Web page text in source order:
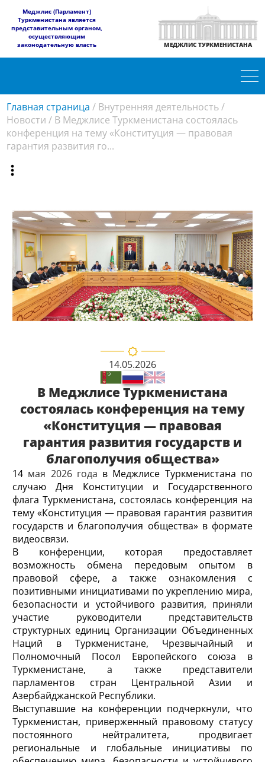
​Меджлис (Парламент)
Туркменистана является
представительным органом,
осуществляющим
законодательную власть
МЕДЖЛИС ТУРКМЕНИСТАНА
Главная страница / Внутренняя деятельность/
Новости / В Меджлисе Туркменистана состоялась
конференция на тему «Конституция — правовая
гарантия развития го...
14.05.2026
В Меджлисе Туркменистана
состоялась конференция на тему
«Конституция — правовая
гарантия развития государств и
благополучия общества»
14 мая 2026 года в Меджлисе Туркменистана по
случаю Дня Конституции и Государственного
флага Туркменистана, состоялась конференция на
тему «Конституция — правовая гарантия развития
государств и благополучия общества» в формате
видеосвязи.
В конференции, которая предоставляет
возможность обмена передовым опытом в
правовой сфере, а также ознакомления с
позитивными инициативами по укреплению мира,
безопасности и устойчивого развития, приняли
участие руководители представительств
структурных единиц Организации Объединенных
Наций в Туркменистане, Чрезвычайный и
Полномочный Посол Европейского союза в
Туркменистане, а также представители
парламентов стран Центральной Азии и
Азербайджанской Республики.
Выступавшие на конференции подчеркнули, что
Туркменистан, приверженный правовому статусу
постоянного нейтралитета, продвигает
региональные и глобальные инициативы по